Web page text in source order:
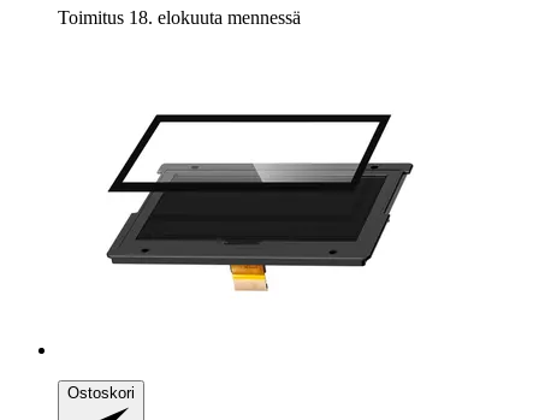
Toimitus 18. elokuuta mennessä
Ostoskori